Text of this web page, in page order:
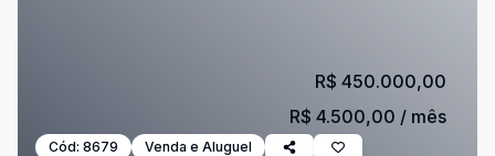
Cód: 8679 Venda e Aluguel
R$ 450.000,00
R$ 4.500,00 / mês